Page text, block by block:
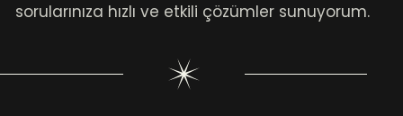
sorularınıza hızlı ve etkili çözümler sunuyorum.